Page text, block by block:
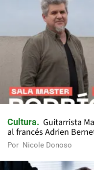
Cultura
Guitarrista
al francés Adrien
Por Nicole Donoso